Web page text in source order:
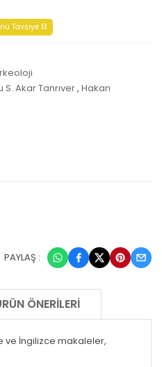
Tavsiye Et
S. Akar Tanrıver, Hakan
PAYLAŞ :
ÖNERILERI
ve İngilizce makaleler,